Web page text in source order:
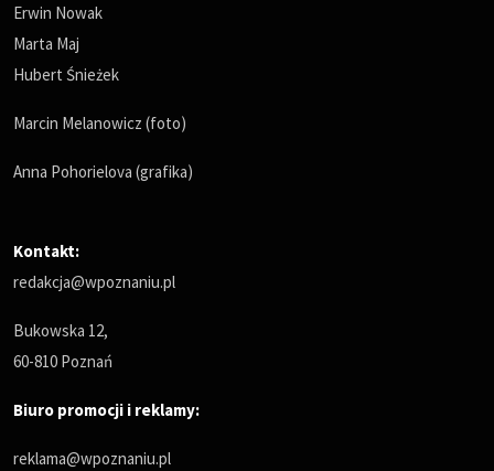
Erwin Nowak
Marta Maj
Hubert Śnieżek
Marcin Melanowicz (foto)
Anna Pohorielova (grafika)
Kontakt:
redakcja@wpoznaniu.pl
Bukowska 12,
60-810 Poznań
Biuro promocji i reklamy:
reklama@wpoznaniu.pl